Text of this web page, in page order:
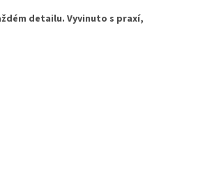
detailu. Vyvinuto s praxí,